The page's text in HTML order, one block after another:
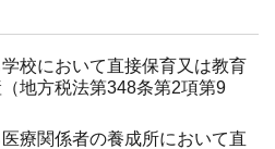
校において直接保育又は教育
地方税法第348条第2項第9
療関係者の養成所において直